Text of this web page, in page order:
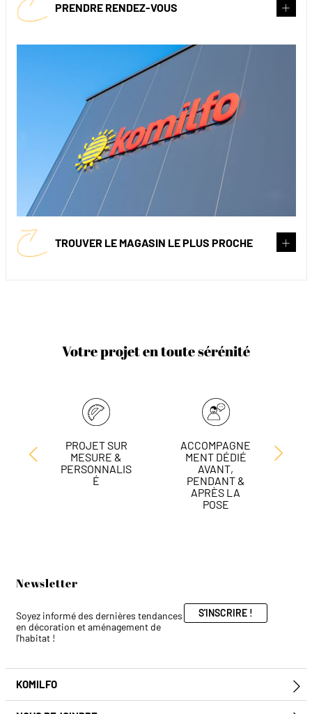
PRENDRE RENDEZ-VOUS
TROUVER LE MAGASIN LE PLUS PROCHE
Votre projet en toute sérénité
PROJET SUR
MESURE &
PERSONNALIS
É
ACCOMPAGNE
MENT DÉDIÉ
AVANT,
PENDANT &
APRÈS LA
POSE
Newsletter
Soyez informé des dernières tendances
en décoration et aménagement de
l'habitat !
S'INSCRIRE !
KOMILFO